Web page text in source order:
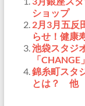
ショップ
2月3月五反
らせ！健康
池袋スタジ
「
錦糸町スタ
とは？ 他